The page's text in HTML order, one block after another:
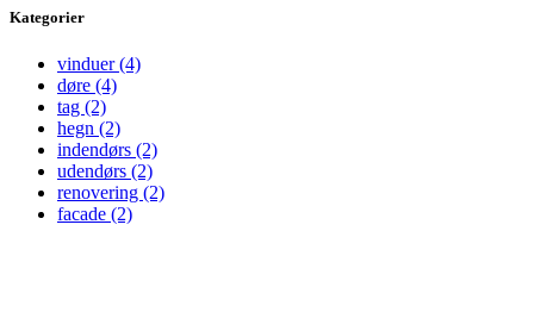
Kategorier
vinduer(4)
døre (4)
tag (2)
hegn (2)
indendørs (2)
udendørs (2)
renovering (2)
facade (2)